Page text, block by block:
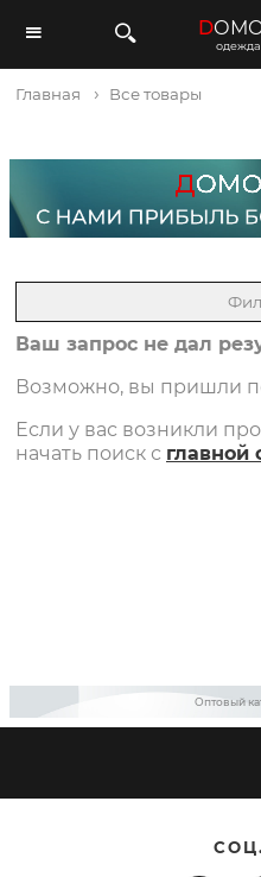
D
Главная Все товары
Ваш запрос не дал
Возможно, вы пришли
Если у вас возникли
начать поиск с главной
Оптовый